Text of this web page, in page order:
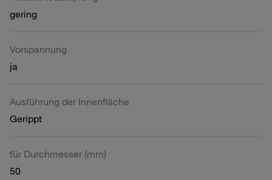
gering
Vorspannung
ja
Ausführung der Innenfläche
Gerippt
für Durchmesser (mm)
50